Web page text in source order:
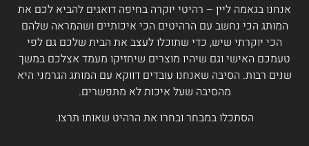
אנחנו בגאמה ליין – רהיטי יוקרה בחיפה דואגים להביא לכם את
המותג הכי נחשב עם הרהיטים הכי איכותיים ושהמראה שלהם
הכי יוקרתי שיש, כדי שתוכלו לעצב את הבית שלכם גם לפי
טעמכם האישי וגם שיהיו מוצרים שיחזיקו מעמד אצלכם במשך
שנים רבות. הסיבה שאנחנו עובדים דווקא עם המותג הגרמני היא
מהסיבה שעל איכות לא מתפשרים.
הסתכלו במבחר ובחרו את הרהיט שאותו תרצו.